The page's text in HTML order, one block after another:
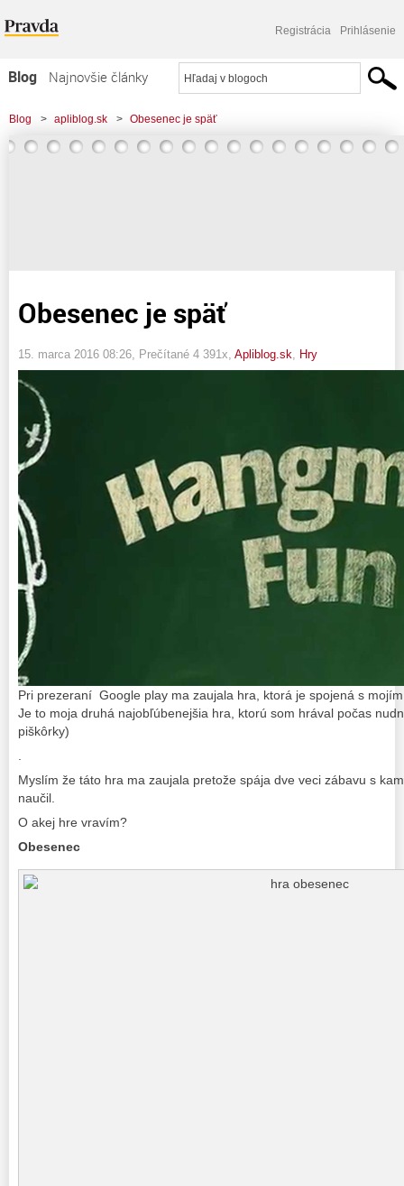
Registrácia Prihlásenie
Blog
Najnovšie články
Najčítanejšie články
Najkomentovanejšie články
Blog > apliblog.sk > Obesenec je späť
Obesenec je späť
15. marca 2016 08:26 , Prečítané 4 391x, Apliblog.sk Hry
Pri prezeraní Google play ma zaujala hra, ktorá je spojená s
Je to moja druhá najobľúbenejšia hra, ktorú som hrával počas
piškôrky)
Myslím že táto hra ma zaujala pretože spája dve veci zábavu s
naučil.
O akej hre vravím?
Obesenec